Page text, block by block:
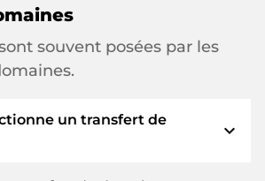
souvent posées par les
un transfert de
expand_more